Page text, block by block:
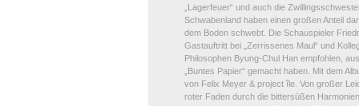
„Lagerfeuer“ und auch die
Schwabenland haben einen großen Anteil
dem Boden schwebt. Die Schauspieler
Gastauftritt bei „Zerrissenes Maul“ und
Philosophen Byung-Chul Han empfohlen,
„Buntes Papier“ gemacht haben. Mit dem
von Felix Meyer & project île. Von großer
roter Faden durch die bittersüßen